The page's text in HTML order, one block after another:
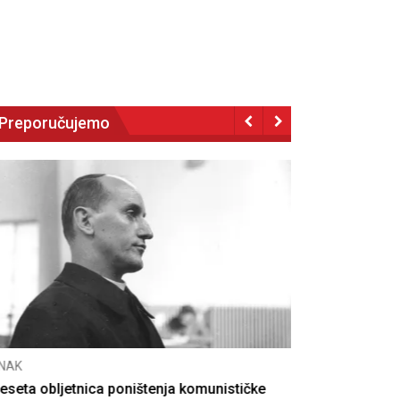
Preporučujemo
obljetnica poništenja komunističke